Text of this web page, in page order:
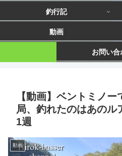
釣行記
動画
お問い合
【動画】ベントミノ
局、釣れたのはあのル
1週
動画